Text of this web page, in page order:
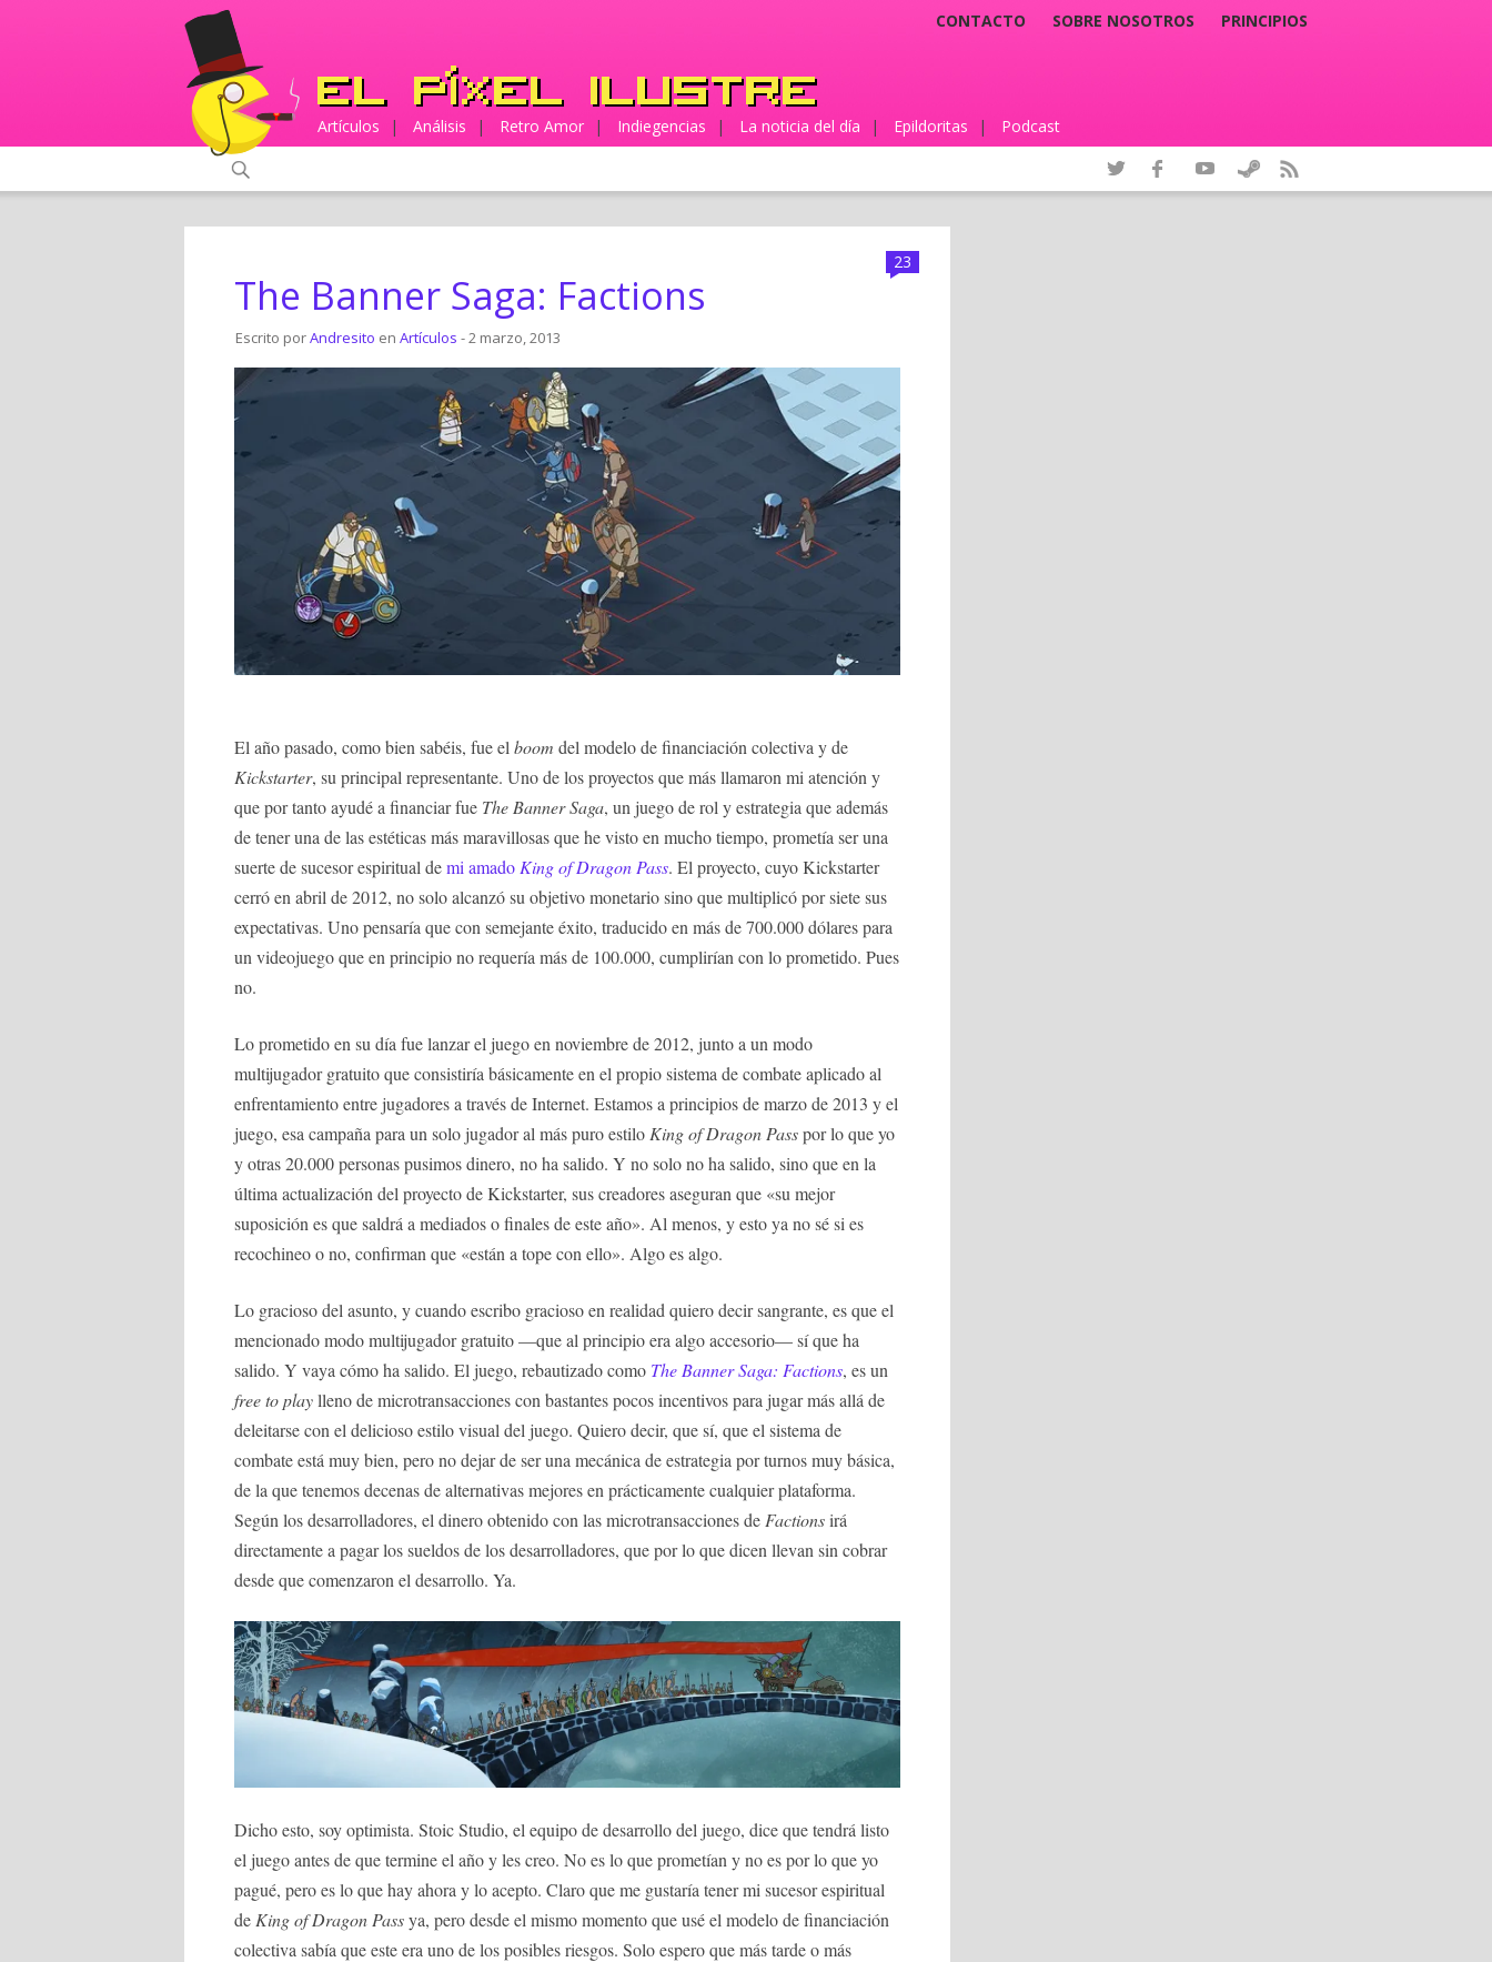
CONTACTO SOBRE NOSOTROS PRINCIPIOS
Artículos | Análisis | Retro Amor | Indiegencias | La noticia del día | Epildoritas | Podcast
23
The Banner Saga: Factions
Escrito porAndresito en Artículos - 2 marzo, 2013
El año pasado, como bien sabéis, fue el boom del modelo de financiación colectiva y de
Kickstarter, su principal representante. Uno de los proyectos que más llamaron mi atención y
que por tanto ayudé a financiar fue The Banner Saga, un juego de rol y estrategia que además
de tener una de las estéticas más maravillosas que he visto en mucho tiempo, prometía ser una
suerte de sucesor espiritual demi amado King of Dragon Pass. El proyecto, cuyo Kickstarter
cerró en abril de 2012, no solo alcanzó su objetivo monetario sino que multiplicó por siete sus
expectativas. Uno pensaría que con semejante éxito, traducido en más de 700.000 dólares para
un videojuego que en principio no requería más de 100.000, cumplirían con lo prometido. Pues
no.
Lo prometido en su día fue lanzar el juego en noviembre de 2012, junto a un modo
multijugador gratuito que consistiría básicamente en el propio sistema de combate aplicado al
enfrentamiento entre jugadores a través de Internet. Estamos a principios de marzo de 2013 y el
juego, esa campaña para un solo jugador al más puro estilo King of Dragon Passpor lo que yo
y otras 20.000 personas pusimos dinero, no ha salido. Y no solo no ha salido, sino que en la
última actualización del proyecto de Kickstarter, sus creadores aseguran que «su mejor
suposición es que saldrá a mediados o finales de este año». Al menos, y esto ya no sé si es
recochineo o no, confirman que «están a tope con ello». Algo es algo.
Lo gracioso del asunto, y cuando escribo gracioso en realidad quiero decir sangrante, es que el
mencionado modo multijugador gratuito —que al principio era algo accesorio— sí que ha
salido. Y vaya cómo ha salido. El juego, rebautizado como The Banner Saga: Factions, es un
free to playlleno de microtransacciones con bastantes pocos incentivos para jugar más allá de
deleitarse con el delicioso estilo visual del juego. Quiero decir, que sí, que el sistema de
combate está muy bien, pero no dejar de ser una mecánica de estrategia por turnos muy básica,
de la que tenemos decenas de alternativas mejores en prácticamente cualquier plataforma.
Según los desarrolladores, el dinero obtenido con las microtransacciones de Factionsirá
directamente a pagar los sueldos de los desarrolladores, que por lo que dicen llevan sin cobrar
desde que comenzaron el desarrollo. Ya.
Dicho esto, soy optimista. Stoic Studio, el equipo de desarrollo del juego, dice que tendrá listo
el juego antes de que termine el año y les creo. No es lo que prometían y no es por lo que yo
pagué, pero es lo que hay ahora y lo acepto. Claro que me gustaría tener mi sucesor espiritual
de King of Dragon Passya, pero desde el mismo momento que usé el modelo de financiación
colectiva sabía que este era uno de los posibles riesgos. Solo espero que más tarde o más